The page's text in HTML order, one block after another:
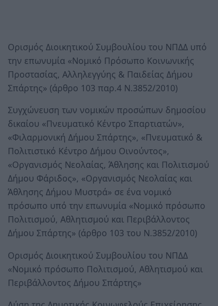
Ορισμός Διοικητικού Συμβουλίου του ΝΠΔΔ υπό
την επωνυμία «Νομικό Πρόσωπο Κοινωνικής
Προστασίας, Αλληλεγγύης & Παιδείας Δήμου
Σπάρτης» (άρθρο 103 παρ.4 Ν.3852/2010)
Συγχώνευση των νομικών προσώπων δημοσίου
δικαίου «Πνευματικό Κέντρο Σπαρτιατών»,
«Φιλαρμονική Δήμου Σπάρτης», «Πνευματικό &
Πολιτιστικό Κέντρο Δήμου Οινούντος»,
«Οργανισμός Νεολαίας, Άθλησης και Πολιτισμού
Δήμου Φάριδος», «Οργανισμός Νεολαίας και
Άθλησης Δήμου Μυστρά» σε ένα νομικό
πρόσωπο υπό την επωνυμία «Νομικό πρόσωπο
Πολιτισμού, Αθλητισμού και Περιβάλλοντος
Δήμου Σπάρτης» (άρθρο 103 του Ν.3852/2010)
Ορισμός Διοικητικού Συμβουλίου του ΝΠΔΔ
«Νομικό πρόσωπο Πολιτισμού, Αθλητισμού και
Περιβάλλοντος Δήμου Σπάρτης»